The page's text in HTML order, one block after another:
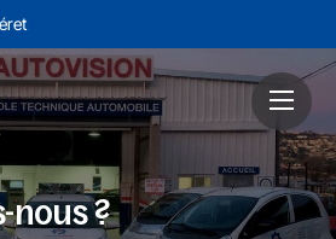
nous ?